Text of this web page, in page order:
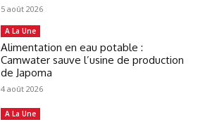
5 août 2026
A La Une
Alimentation en eau potable :
Camwater sauve l’usine de production
de Japoma
4 août 2026
A La Une